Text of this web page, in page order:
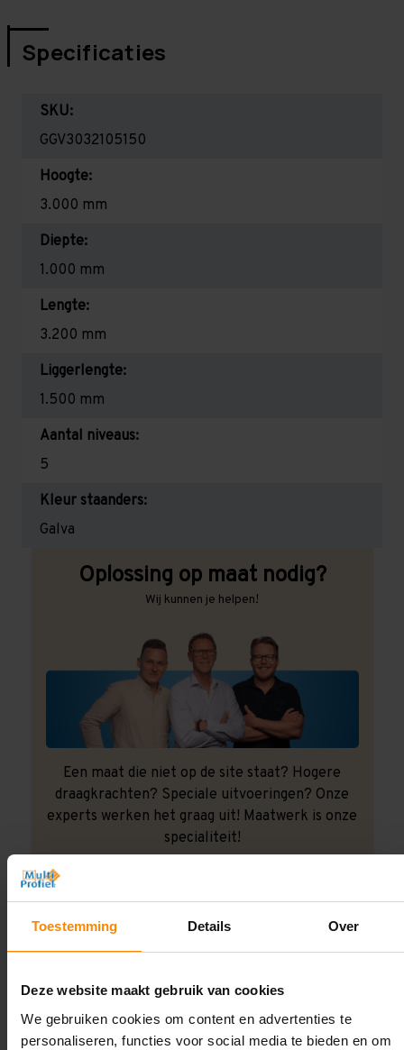
Toestemming Details Over
Deze website maakt gebruik van cookies
We gebruiken cookies om content en advertenties te
personaliseren, functies voor social media te bieden en om
Specificaties
SKU:
GGV3032105150
Hoogte:
3.000 mm
Diepte:
1.000 mm
Lengte:
3.200 mm
Liggerlengte:
1.500 mm
Aantal niveaus:
5
Kleur staanders:
Galva
Oplossing op maat nodig?
Wij kunnen je helpen!
Een maat die niet op de site staat? Hogere
draagkrachten? Speciale uitvoeringen? Onze
experts werken het graag uit! Maatwerk is onze
specialiteit!
Montage uitbesteden?
Laat ons het doen!